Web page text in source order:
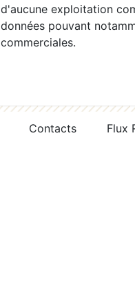
d'aucune exploitation
données pouvant
commerciales.
Contacts Flux